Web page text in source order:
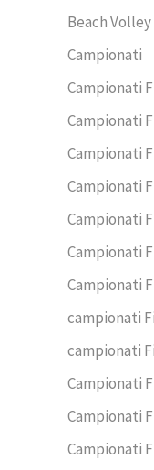
Beach Volley
Campionati
Campionati
Campionati
Campionati
Campionati
Campionati
Campionati
Campionati
campionati
campionati
Campionati
Campionati
Campionati